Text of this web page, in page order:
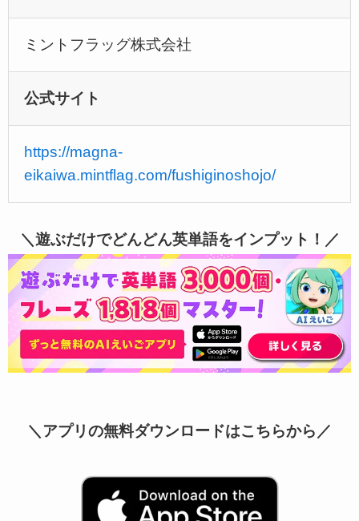
ミントフラッグ株式会社
公式サイト
https://magna-
eikaiwa.mintflag.com/fushiginoshojo/
＼遊ぶだけでどんどん英単語をインプット！／
＼アプリの無料ダウンロードはこちらから／